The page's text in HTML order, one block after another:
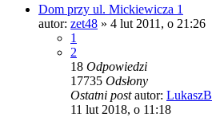
Dom przy ul. Mickiewicza 1
autor: zet48 » 4 lut 2011, o 21:26
1
2
18 Odpowiedzi
17735 Odsłony
Ostatni postautor: LukaszB
11 lut 2018, o 11:18